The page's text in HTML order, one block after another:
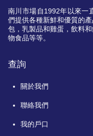
南川市場自1992年以來一
們提供各種新鮮和優質的
包，乳製品和雞蛋，飲料
物食品等等。
查詢
關於我們
聯絡我們
我的戶口